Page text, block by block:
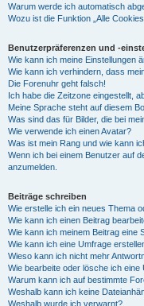
Warum werde ich automatisch
Wozu ist die Funktion „Alle
Benutzerpräferenzen und -
Wie kann ich meine Einstellungen
Wie kann ich verhindern, dass
Die Forenuhr geht falsch!
Ich habe die Zeitzone eingestellt,
Meine Sprache steht auf diesem
Was sind das für Bilder, die bei
Wie verwende ich einen Avatar?
Was ist mein Rang und wie kann
Wenn ich bei einem Benutzer auf
anzumelden.
Beiträge schreiben
Wie erstelle ich ein neues Thema
Wie kann ich einen Beitrag
Wie kann ich meinem Beitrag eine
Wie kann ich eine Umfrage
Wieso kann ich nicht mehr
Wie bearbeite oder lösche ich eine
Warum kann ich auf bestimmte
Weshalb kann ich keine
Weshalb wurde ich verwarnt?